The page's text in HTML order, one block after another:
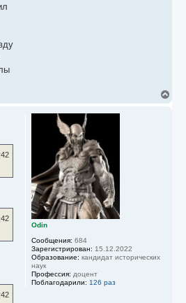
Odin
Сообщения: 684
Зарегистрирован: 15.12.2022
Образование: кандидат исторических
наук
Профессия: доцент
Поблагодарили: 126 раз